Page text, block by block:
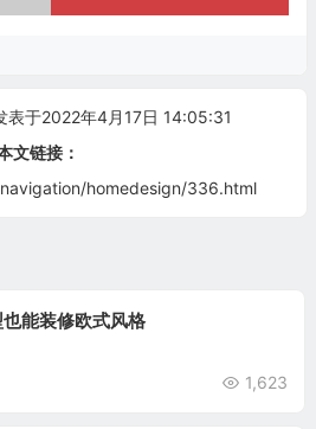
表于2022年4月17日 14:05:31
文链接：
homedesign/336.html
能装修欧式风格
1,623